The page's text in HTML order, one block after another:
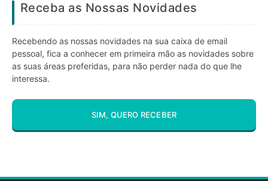
Receba as Nossas Novidades
Recebendo as nossas novidades na sua caixa de email
pessoal, fica a conhecer em primeira mão as novidades sobre
as suas áreas preferidas, para não perder nada do que lhe
interessa.
SIM, QUERO RECEBER